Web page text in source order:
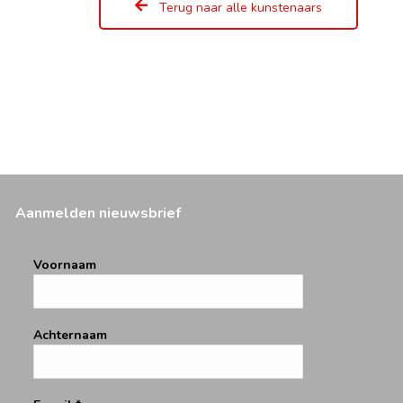
Terug naar alle kunstenaars
Aanmelden nieuwsbrief
Voornaam
Achternaam